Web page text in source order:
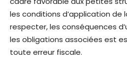
les conditions d’application de
respecter, les conséquences
les obligations associées est
toute erreur fiscale.